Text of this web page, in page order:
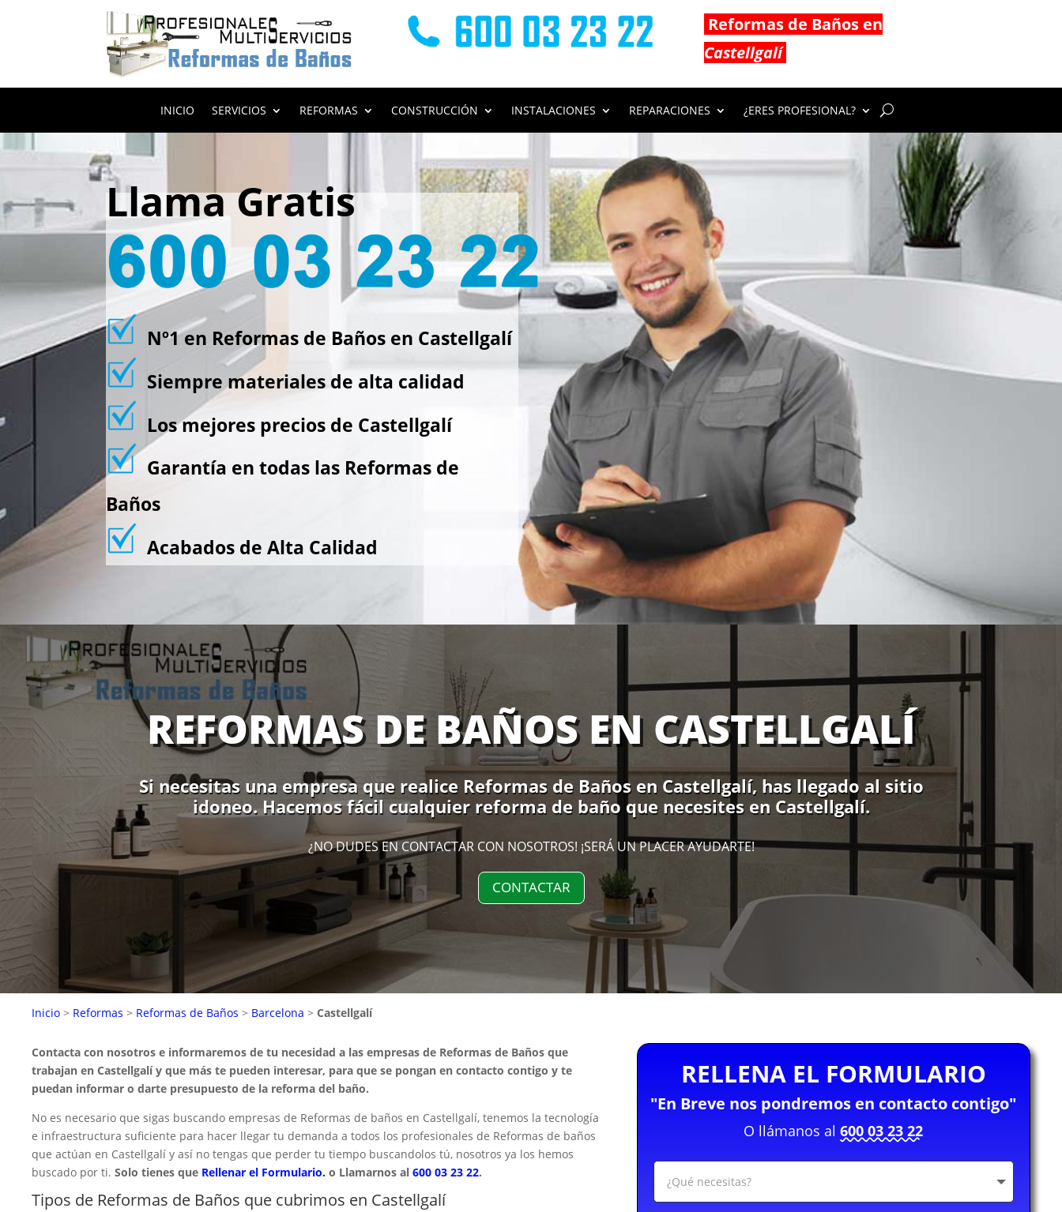
Reformas de Baños en
Castellgalí
INICIO SERVICIOS REFORMAS CONSTRUCCIÓN INSTALACIONES REPARACIONES ¿ERES PROFESIONAL?
Llama Gratis
Nº1 en Reformas de Baños en Castellgalí
Siempre materiales de alta calidad
Los mejores precios de Castellgalí
Garantía en todas las Reformas de
Baños
Acabados de Alta Calidad
REFORMAS DE BAÑOS EN CASTELLGALÍ
Si necesitas una empresa que realice Reformas de Baños en Castellgalí, has llegado al sitio
idoneo. Hacemos fácil cualquier reforma de baño que necesites en Castellgalí.
¿NO DUDES EN CONTACTAR CON NOSOTROS! ¡SERÁ UN PLACER AYUDARTE!
CONTACTAR
Inicio > Reformas > Reformas de Baños > Barcelona > Castellgalí
Contacta con nosotros e informaremos de tu necesidad a las empresas de Reformas de Baños que
trabajan en Castellgalí y que más te pueden interesar, para que se pongan en contacto contigo y te
puedan informar o darte presupuesto de la reforma del baño.
No es necesario que sigas buscando empresas de Reformas de baños en Castellgalí, tenemos la tecnología
e infraestructura suficiente para hacer llegar tu demanda a todos los profesionales de Reformas de baños
que actúan en Castellgalí y así no tengas que perder tu tiempo buscandolos tú, nosotros ya los hemos
buscado por ti. Solo tienes que Rellenar el Formulario. o Llamarnos al 600 03 23 22.
Tipos de Reformas de Baños que cubrimos en Castellgalí
RELLENA EL FORMULARIO
"En Breve nos pondremos en contacto contigo"
O llámanos al600 03 23 22